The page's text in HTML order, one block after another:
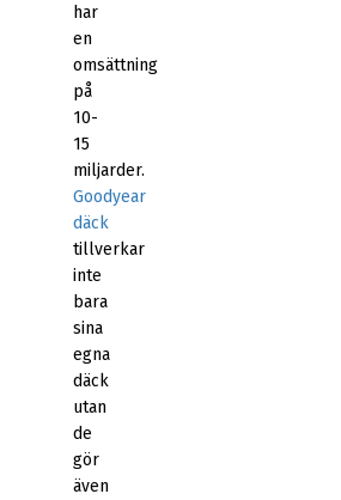
har
en
omsättning
på
10-
15
miljarder.
Goodyear
däck
tillverkar
inte
bara
sina
egna
däck
utan
de
gör
även